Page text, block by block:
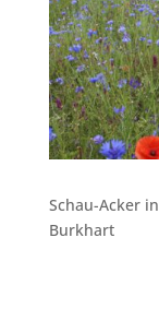
Schau-Acker
Burkhart